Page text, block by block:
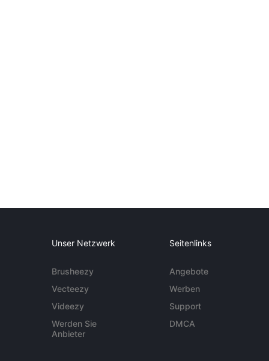
Unser Netzwerk
Brusheezy
Vecteezy
Videezy
Werden Sie
Anbieter
Seitenlinks
Angebote
Werben
Support
DMCA